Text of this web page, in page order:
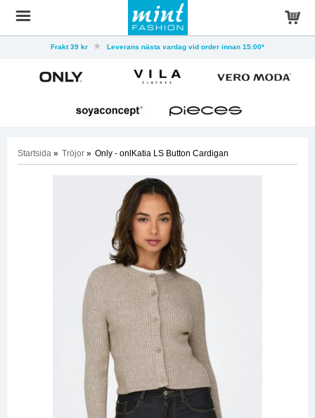
Frakt 39 kr Leverans nästa vardag vid order innan 15:00*
Startsida » Tröjor » Only - onlKatia LS Button Cardigan